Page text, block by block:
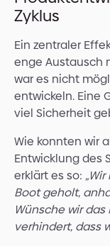
Zyklus
Ein zentraler
enge Austausch
war es nicht
entwickeln. Eine
viel Sicherheit
Wie konnten wir
Entwicklung des
erklärt es so:
Boot geholt,
Wünsche wir
verhindert, dass